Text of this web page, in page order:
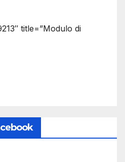
title=”Modulo di